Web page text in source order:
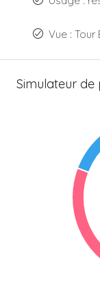
Vue : Tour
Simulateur